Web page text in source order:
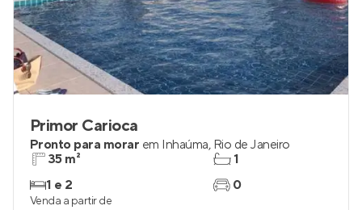
Primor Carioca
Pronto para morar em Inhaúma, Rio de Janeiro
35 m²
1 e 2
1
0
Venda a partir de